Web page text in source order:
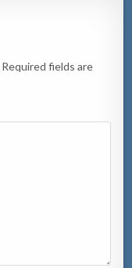
Required fields are